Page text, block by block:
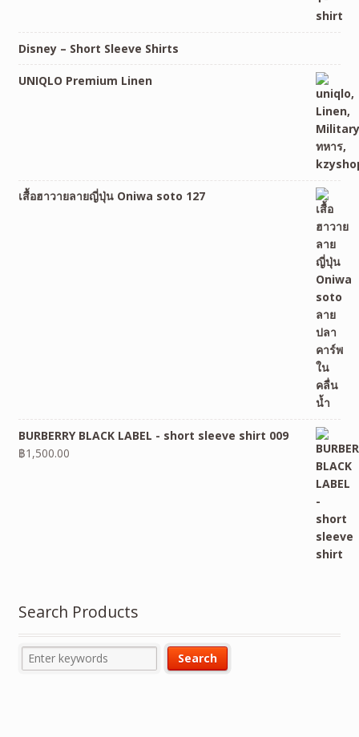
Disney – Short Sleeve Shirts
UNIQLO Premium Linen
เสื้อฮาวายลายญี่ปุ่น Oniwa soto 127
BURBERRY BLACK LABEL - short sleeve shirt 009
฿1,500.00
Search Products